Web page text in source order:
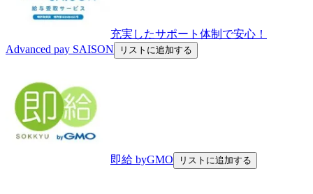
充実したサポート体制で安心！
Advanced pay SAISON
リストに追加する
即給 byGMO リストに追加する